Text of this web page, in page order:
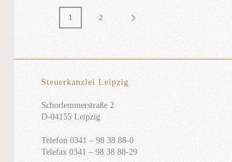
1 2
Steuerkanzlei Leipzig
Schorlemmerstraße 2
D-04155 Leipzig
Telefon 0341 – 98 38 88-0
Telefax 0341 – 98 38 88-29